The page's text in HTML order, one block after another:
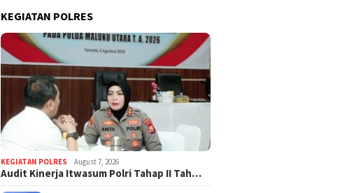
KEGIATAN POLRES
KEGIATAN POLRES August 7, 2026
Audit Kinerja Itwasum Polri Tahap II Tah…